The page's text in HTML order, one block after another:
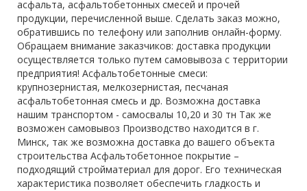
асфальта, асфальтобетонных смесей и прочей
продукции, перечисленной выше. Сделать заказ можно,
обратившись по телефону или заполнив онлайн-форму.
Обращаем внимание заказчиков: доставка продукции
осуществляется только путем самовывоза с территории
предприятия! Асфальтобетонные смеси:
крупнозернистая, мелкозернистая, песчаная
асфальтобетонная смесь и др. Возможна доставка
нашим транспортом - самосвалы 10,20 и 30 тн Так же
возможен самовывоз Производство находится в г.
Минск, так же возможна доставка до вашего объекта
строительства Асфальтобетонное покрытие –
подходящий стройматериал для дорог. Его техническая
характеристика позволяет обеспечить гладкость и